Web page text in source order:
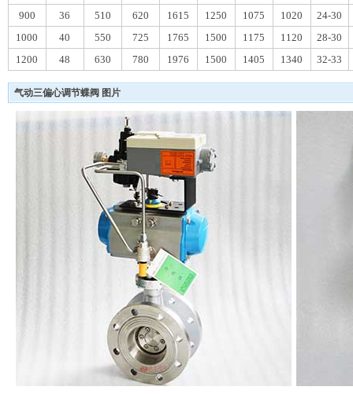
900
36 510 620 1615 1250 1075 1020
24-30
1000
40 550 725 1765 1500 1175 1120
28-30
1200
48 630 780 1976 1500 1405 1340 32-33
气动三偏心调节蝶阀 图片